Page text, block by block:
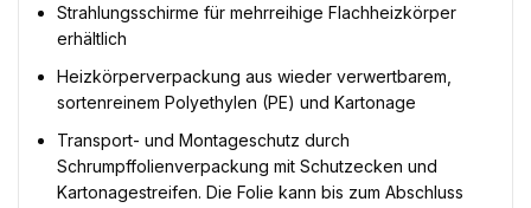
Strahlungsschirme für mehrreihige Flachheizkörper
erhältlich
Heizkörperverpackung aus wieder verwertbarem,
sortenreinem Polyethylen (PE) und Kartonage
Transport- und Montageschutz durch
Schrumpffolienverpackung mit Schutzecken und
Kartonagestreifen. Die Folie kann bis zum Abschluss